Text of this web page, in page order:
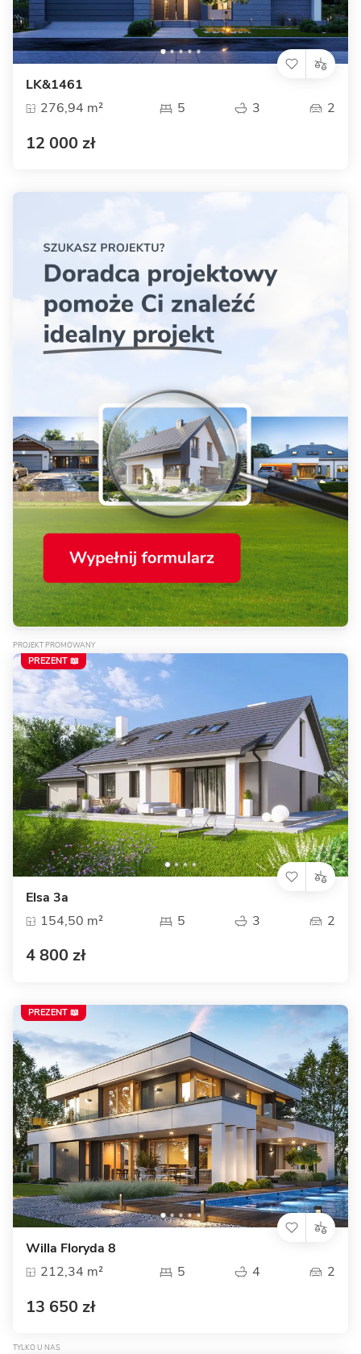
LK&1461
276,94 m²
5 3 2
12 000 zł
PROJEKT PROMOWANY
Elsa 3a
154,50 m²
5 3 2
4 800 zł
PREZENT 📖
Willa Floryda 8
212,34 m²
5 4 2
13 650 zł
PREZENT 📖
TYLKO U NAS